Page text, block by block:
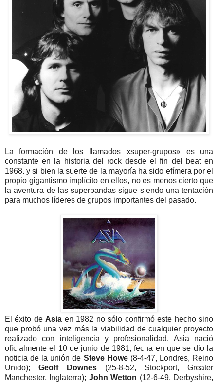
La formación de los llamados «super-grupos» es una
constante en la historia del rock desde el fin del beat en
1968, y si bien la suerte de la mayoría ha sido efímera por el
propio gigantismo implícito en ellos, no es menos cierto que
la aventura de las superbandas sigue siendo una tentación
para muchos líderes de grupos importantes del pasado.
El éxito de Asia en 1982 no sólo confirmó este hecho sino
que probó una vez más la viabilidad de cualquier proyecto
realizado con inteligencia y profesionalidad. Asia nació
oficialmente el 10 de junio de 1981, fecha en que se dio la
noticia de la unión de Steve Howe (8-4-47, Londres, Reino
Unido); Geoff Downes (25-8-52, Stockport, Greater
Manchester, Inglaterra); John Wetton (12-6-49, Derbyshire,